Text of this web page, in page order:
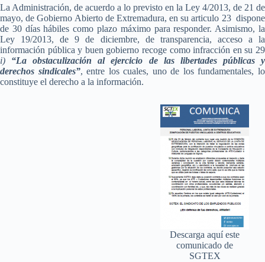
La Administración, de acuerdo a lo previsto en la Ley 4/2013, de 21 de
mayo, de Gobierno Abierto de Extremadura, en su articulo 23 dispone
de 30 días hábiles como plazo máximo para responder. Asimismo, la
Ley 19/2013, de 9 de diciembre, de transparencia, acceso a la
información pública y buen gobierno recoge como infracción en su 29
i) “La obstaculización al ejercicio de las libertades públicas y
derechos sindicales”, entre los cuales, uno de los fundamentales, lo
constituye el derecho a la información.
Descarga aquí este
comunicado de
SGTEX